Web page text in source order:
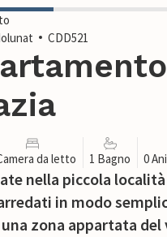
CDD521
da letto 1 Bagno 0
nella piccola
in modo
zona appartata